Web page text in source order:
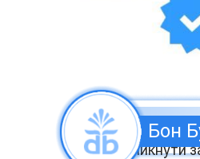
Бон
свіжою, уникнути